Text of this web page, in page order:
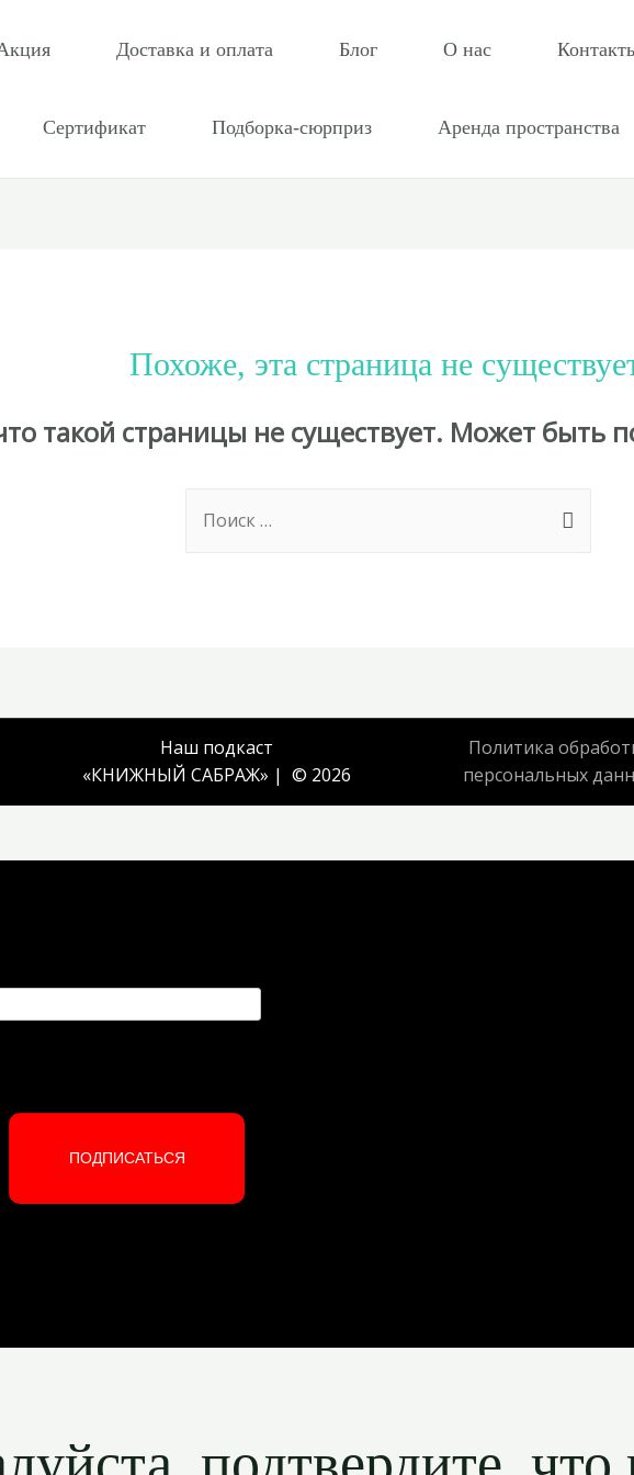
Доставка и оплата Блог О нас
Сертификат Подборка-сюрприз Аренда пространства
Похоже, эта страница не
такой страницы не существует. Может быть
for:
Наш подкаст
«КНИЖНЫЙ САБРАЖ» | © 2026
Политика
персональных
ПОДПИСАТЬСЯ